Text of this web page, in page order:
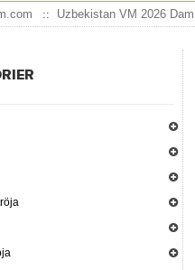
Uzbekistan VM 2026 Dam